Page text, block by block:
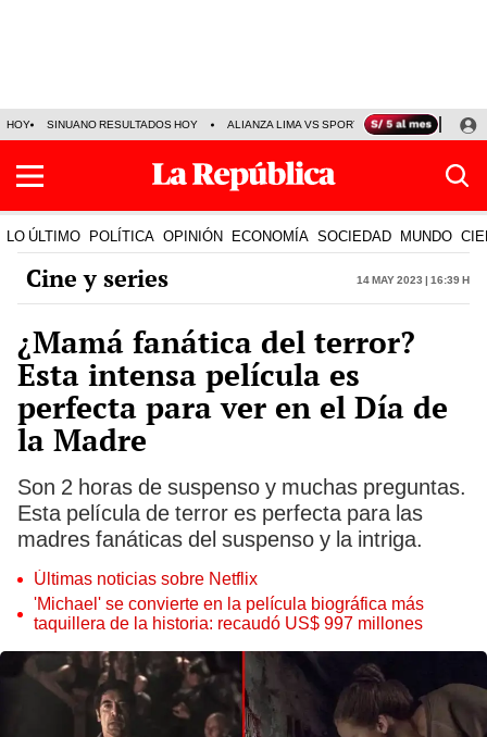
HOY SINUANO RESULTADOS HOY ALIANZA LIMA VS SPORT BOYS JORGE
LO ÚLTIMO POLÍTICA OPINIÓN ECONOMÍA SOCIEDAD MUNDO
Cine y series 14 May 2023 | 16:39 h
¿Mamá fanática del terror?
Esta intensa película es
perfecta para ver en el Día de
la Madre
Son 2 horas de suspenso y muchas preguntas.
Esta película de terror es perfecta para las
madres fanáticas del suspenso y la intriga.
Últimas noticias sobre Netflix
'Michael' se convierte en la película biográfica más
taquillera de la historia: recaudó US$ 997 millones